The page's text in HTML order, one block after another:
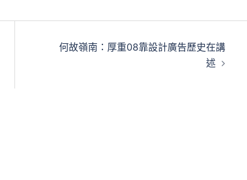
何故嶺南：厚重08靠設計廣告歷史在講
述